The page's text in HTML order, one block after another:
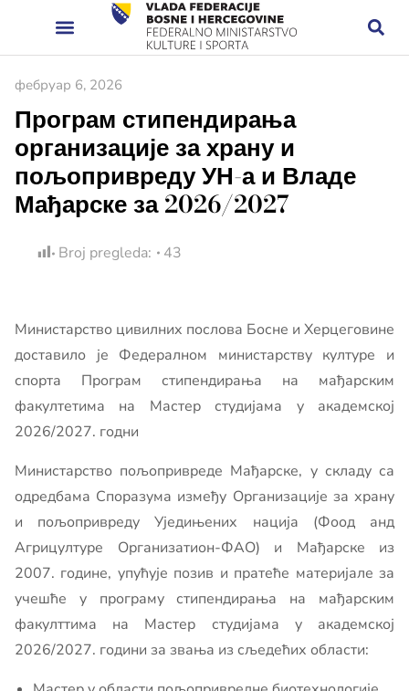
фебруар 6, 2026
Програм стипендирања
организације за храну и
пољопривреду УН-а и Владе
Мађарске за 2026/2027
Broj pregleda: 43
Министарство цивилних послова Босне и Херцеговине
доставило је Федералном министарству културе и
спорта Програм стипендирања на мађарским
факултетима на Мастер студијама у академској
2026/2027. годни
Министарство пољопривреде Мађарске, у складу са
одредбама Споразума између Организације за храну
и пољопривреду Уједињених нација (Фоод анд
Агрицултуре Организатион-ФАО) и Мађарске из
2007. године, упућује позив и пратеће материјале за
учешће у програму стипендирања на мађарским
факулттима на Мастер студијама у академској
2026/2027. години за звања из сљедећих области: